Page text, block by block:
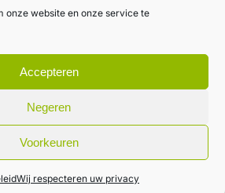
onze website en onze service te
Accepteren
Negeren
Voorkeuren
Wij respecteren uw privacy
aanvragen
veld naar je inbox.
|Privacybeleid| gemaakt met door
creativitijd